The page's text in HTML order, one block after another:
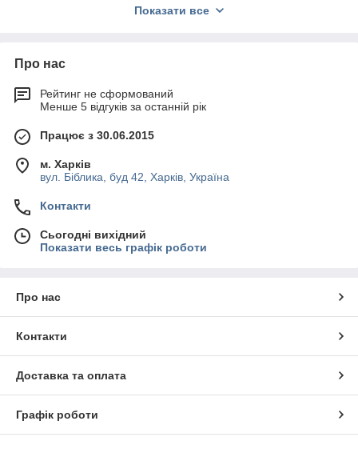
комплектующие. При изготовлении корпуса применяется
вакуумных упаковщиков
пакета и запаивают его. Оборудование производится с
аналоговым или электронным управлением и со
выкачивании воздуха из камеры и далее из упаковки.
Техника выполнена с сенсорным или электронным
Подбирая устройство, обращайте внимание на мощность,
давление вакуумного насоса, материал корпуса, длину
сварной планки, габариты. Вы можете
транспортными компаниями в каждый регион Украины.
Показати все
Про нас
Рейтинг не сформований
Менше 5 відгуків за останній рік
Працює з 30.06.2015
м. Харків
вул. Біблика, буд 42, Харків, Україна
Контакти
Сьогодні вихідний
Показати весь графік роботи
Про нас
Контакти
Доставка та оплата
Графік роботи